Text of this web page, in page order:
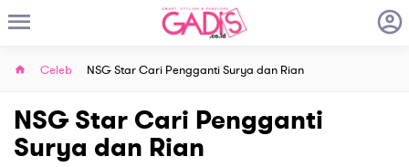
Celeb NSG Star Cari Pengganti Surya dan Rian
NSG Star Cari Pengganti
Surya dan Rian